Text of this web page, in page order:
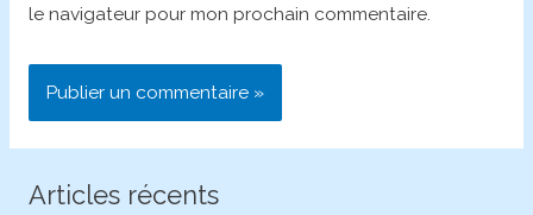
le navigateur pour mon prochain commentaire.
Articles récents